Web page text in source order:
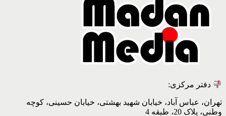
دفتر مرکزی:
تهران، عباس آباد، خیابان شهید بهشتی، خیابان حسینی، کوچه
وطنی، پلاک 20، طبقه 4